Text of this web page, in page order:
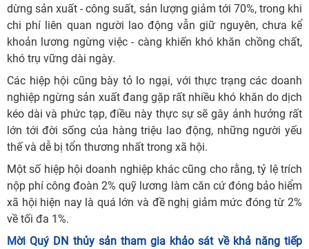
dừng sản xuất - công suất, sản lượng giảm tới 70%, trong khi
chi phí liên quan người lao động vẫn giữ nguyên, chưa kể
khoản lương ngừng việc - càng khiến khó khăn chồng chất,
khó trụ vững dài ngày.
Các hiệp hội cũng bày tỏ lo ngại, với thực trạng các doanh
nghiệp ngừng sản xuất đang gặp rất nhiều khó khăn do dịch
kéo dài và phức tạp, điều này thực sự sẽ gây ảnh hưởng rất
lớn tới đời sống của hàng triệu lao động, những người yếu
thế và dễ bị tổn thương nhất trong xã hội.
Một số hiệp hội doanh nghiệp khác cũng cho rằng, tỷ lệ trích
nộp phí công đoàn 2% quỹ lương làm căn cứ đóng bảo hiểm
xã hội hiện nay là quá lớn và đề nghị giảm mức đóng từ 2%
về tối đa 1%.
Mời Quý DN thủy sản tham gia khảo sát về khả năng tiếp